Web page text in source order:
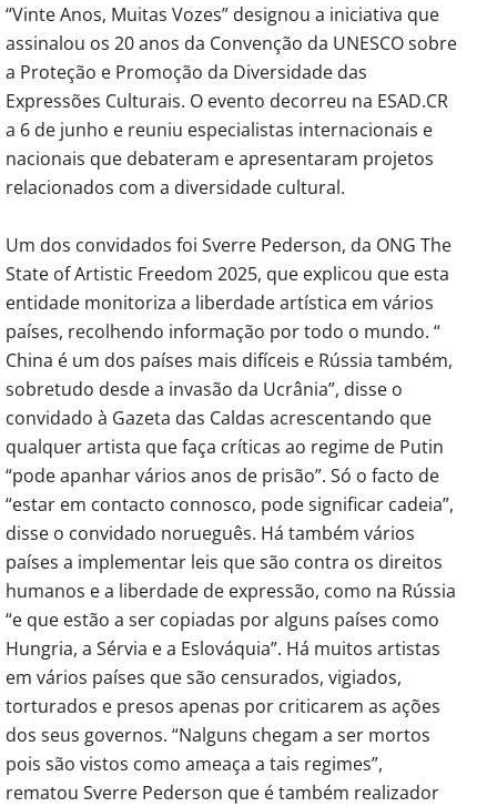
“Vinte Anos, Muitas Vozes” designou a iniciativa que
assinalou os 20 anos da Convenção da UNESCO sobre
a Proteção e Promoção da Diversidade das
Expressões Culturais. O evento decorreu na ESAD.CR
a 6 de junho e reuniu especialistas internacionais e
nacionais que debateram e apresentaram projetos
relacionados com a diversidade cultural.
Um dos convidados foi Sverre Pederson, da ONG The
State of Artistic Freedom 2025, que explicou que esta
entidade monitoriza a liberdade artística em vários
países, recolhendo informação por todo o mundo. “
China é um dos países mais difíceis e Rússia também,
sobretudo desde a invasão da Ucrânia”, disse o
convidado à Gazeta das Caldas acrescentando que
qualquer artista que faça críticas ao regime de Putin
“pode apanhar vários anos de prisão”. Só o facto de
“estar em contacto connosco, pode significar cadeia”,
disse o convidado norueguês. Há também vários
países a implementar leis que são contra os direitos
humanos e a liberdade de expressão, como na Rússia
“e que estão a ser copiadas por alguns países como
Hungria, a Sérvia e a Eslováquia”. Há muitos artistas
em vários países que são censurados, vigiados,
torturados e presos apenas por criticarem as ações
dos seus governos. “Nalguns chegam a ser mortos
pois são vistos como ameaça a tais regimes”,
rematou Sverre Pederson que é também realizador